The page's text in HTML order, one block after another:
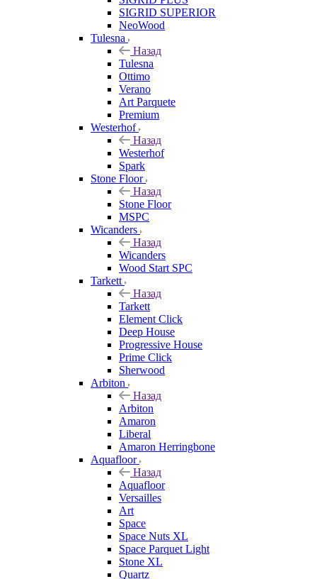
SIGRID SUPERIOR
NeoWood
Tulesna
Назад
Tulesna
Ottimo
Verano
Art Parquete
Premium
Westerhof
Назад
Westerhof
Spark
Stone Floor
Назад
Stone Floor
MSPC
Wicanders
Назад
Wicanders
Wood Start SPC
Tarkett
Назад
Tarkett
Element Click
Deep House
Progressive House
Prime Click
Sherwood
Arbiton
Назад
Arbiton
Amaron
Liberal
Amaron Herringbone
Aquafloor
Назад
Aquafloor
Versailles
Art
Space
Space Nuts XL
Space Parquet Light
Stone XL
Quartz